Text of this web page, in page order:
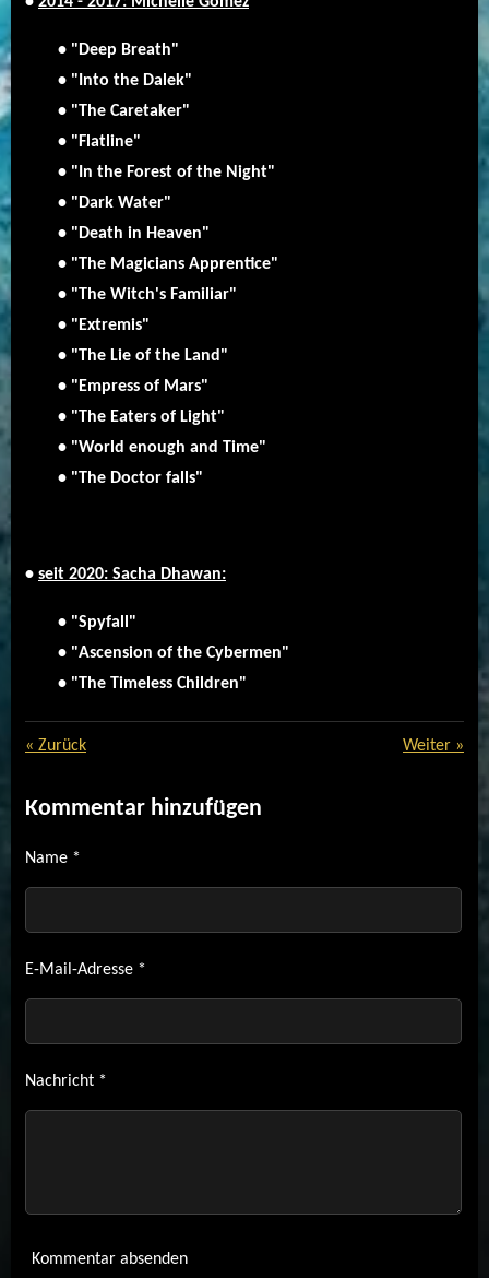
• "Deep Breath"
• "Into the Dalek"
• "The Caretaker"
• "Flatline"
• "In the Forest of the Night"
• "Dark Water"
• "Death in Heaven"
• "The Magicians Apprentice"
• "The Witch's Familiar"
• "Extremis"
• "The Lie of the Land"
• "Empress of Mars"
• "The Eaters of Light"
• "World enough and Time"
• "The Doctor falls"
• seit 2020: Sacha Dhawan:
• "Spyfall"
• "Ascension of the Cybermen"
• "The Timeless Children"
« Zurück Weiter »
Kommentar hinzufügen
Name *
E-Mail-Adresse *
Nachricht *
Kommentar absenden